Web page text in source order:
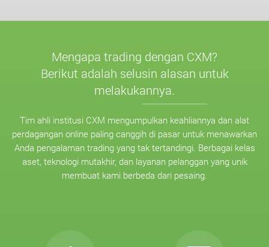
Mengapa trading dengan CXM?
Berikut adalah selusin alasan untuk
melakukannya.
Tim ahli institusi CXM mengumpulkan keahliannya dan alat
perdagangan online paling canggih di pasar untuk menawarkan
Anda pengalaman trading yang tak tertandingi. Berbagai kelas
aset, teknologi mutakhir, dan layanan pelanggan yang unik
membuat kami berbeda dari pesaing.